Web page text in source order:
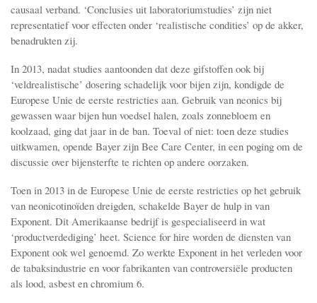
causaal verband. ‘Conclusies uit laboratoriumstudies’ zijn niet
representatief voor effecten onder ‘realistische condities’ op de akker,
benadrukten zij.
In 2013, nadat studies aantoonden dat deze gifstoffen ook bij
‘veldrealistische’ dosering schadelijk voor bijen zijn, kondigde de
Europese Unie de eerste restricties aan. Gebruik van neonics bij
gewassen waar bijen hun voedsel halen, zoals zonnebloem en
koolzaad, ging dat jaar in de ban. Toeval of niet: toen deze studies
uitkwamen, opende Bayer zijn Bee Care Center, in een poging om de
discussie over bijensterfte te richten op andere oorzaken.
Toen in 2013 in de Europese Unie de eerste restricties op het gebruik
van neonicotinoïden dreigden, schakelde Bayer de hulp in van
Exponent. Dit Amerikaanse bedrijf is gespecialiseerd in wat
‘productverdediging’ heet. Science for hire worden de diensten van
Exponent ook wel genoemd. Zo werkte Exponent in het verleden voor
de tabaksindustrie en voor fabrikanten van controversiële producten
als lood, asbest en chromium 6.